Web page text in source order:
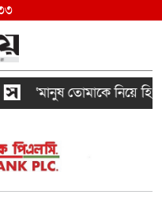
‘মানুষ তোমাকে নিয়ে হিংসা